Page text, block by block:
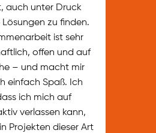
auch unter Druck
zu finden.
ist sehr
offen und auf
– und macht mir
einfach Spaß. Ich
ich mich auf
verlassen kann,
Projekten dieser Art